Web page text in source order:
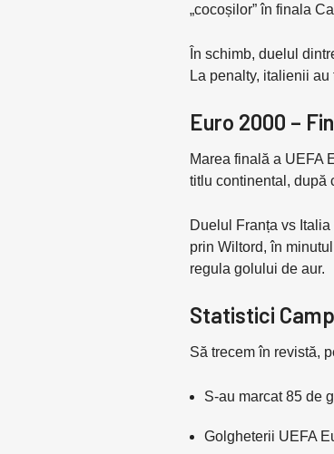
„cocoșilor” în finala
În schimb, duelul
La penalty, italienii au
Euro 2000 –
Marea finală a UEFA
titlu continental, după
Duelul Franța vs
prin Wiltord, în
regula golului de aur.
Statistici
Să trecem în revistă,
S-au marcat 85 de
Golgheterii UEFA